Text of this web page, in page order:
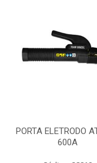
PORTA ELETRODO
600A